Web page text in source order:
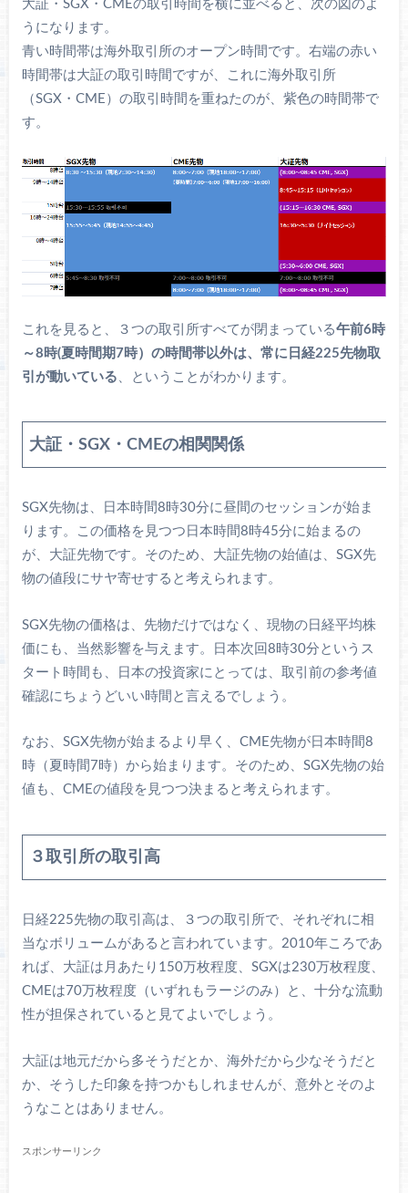
大証・SGX・CMEの取引時間を横に並べると、次の図のよ
うになります。
青い時間帯は海外取引所のオープン時間です。右端の赤い
時間帯は大証の取引時間ですが、これに海外取引所
（SGX・CME）の取引時間を重ねたのが、紫色の時間帯で
す。
これを見ると、３つの取引所すべてが閉まっている午前6時
～8時(夏時間期7時）の時間帯以外は、常に日経225先物取
引が動いている 、ということがわかります。
大証・SGX・CMEの相関関係
SGX先物は、日本時間8時30分に昼間のセッションが始ま
ります。この価格を見つつ日本時間8時45分に始まるの
が、大証先物です。そのため、大証先物の始値は、SGX先
物の値段にサヤ寄せすると考えられます。
SGX先物の価格は、先物だけではなく、現物の日経平均株
価にも、当然影響を与えます。日本次回8時30分というス
タート時間も、日本の投資家にとっては、取引前の参考値
確認にちょうどいい時間と言えるでしょう。
なお、SGX先物が始まるより早く、CME先物が日本時間8
時（夏時間7時）から始まります。そのため、SGX先物の始
値も、CMEの値段を見つつ決まると考えられます。
３取引所の取引高
日経225先物の取引高は、３つの取引所で、それぞれに相
当なボリュームがあると言われています。2010年ころであ
れば、大証は月あたり150万枚程度、SGXは230万枚程度、
CMEは70万枚程度（いずれもラージのみ）と、十分な流動
性が担保されていると見てよいでしょう。
大証は地元だから多そうだとか、海外だから少なそうだと
か、そうした印象を持つかもしれませんが、意外とそのよ
うなことはありません。
スポンサーリンク